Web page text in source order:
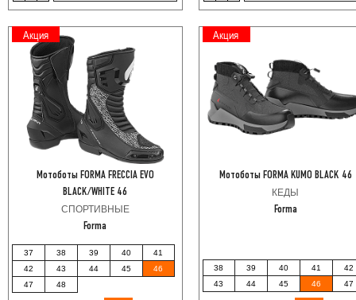
Акция
Мотоботы FORMA FRECCIA EVO
BLACK/WHITE 46
СПОРТИВНЫЕ
Forma
37 38 39 40
41
42
43 44 45
46
47
48
Акция
Мотоботы FORMA KUMO BLACK 46
КЕДЫ
Forma
38 39 40 41
42
43
44 45 46 47